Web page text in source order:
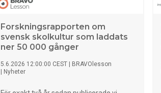
Forskningsrapporten om
svensk skolkultur som laddats
ner 50 000 gånger
5.6.2026 12:00:00 CEST
BRAVOlesson
Nyheter